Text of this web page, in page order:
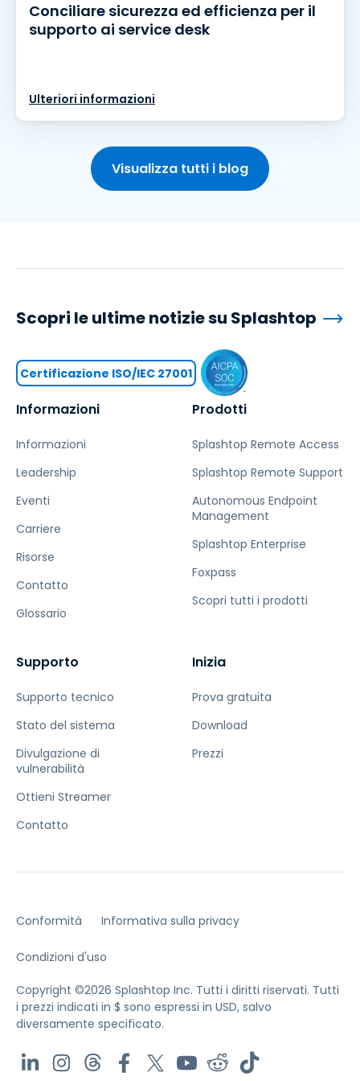
Conciliare sicurezza ed efficienza per il
supporto ai service desk
Ulteriori informazioni
Visualizza tutti i blog
Informazioni
Informazioni
Leadership
Eventi
Carriere
Risorse
Contatto
Glossario
Prodotti
Splashtop Remote Access
Splashtop Remote Support
Autonomous Endpoint
Management
Splashtop Enterprise
Foxpass
Scopri tutti i prodotti
Supporto
Supporto tecnico
Stato del sistema
Divulgazione di
vulnerabilità
Ottieni Streamer
Contatto
Inizia
Prova gratuita
Download
Prezzi
Scopri le ultime notizie su Splashtop
Certificazione ISO/IEC 27001
Conformità Informativa sulla privacy
Condizioni d'uso
Copyright ©2026 Splashtop Inc. Tutti i diritti riservati. Tutti
i prezzi indicati in $ sono espressi in USD, salvo
diversamente specificato.